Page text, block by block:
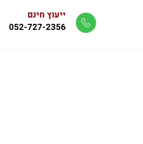
ייעוץ חינם
052-727-2356